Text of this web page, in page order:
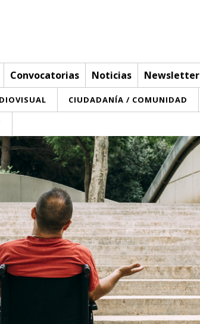
Convocatorias Noticias Newsletter
CIUDADANÍA / COMUNIDAD